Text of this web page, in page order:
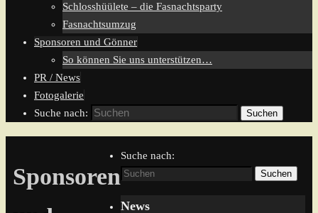
Schlosshüülete – die Fasnachtsparty
Fasnachtsumzug
Sponsoren und Gönner
So können Sie uns unterstützen…
PR / News
Fotogalerie
Suche nach:
Suchen
Sponsoren
Suche nach:
Suchen
News